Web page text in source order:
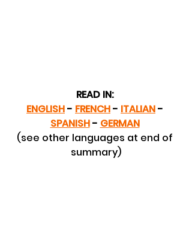
READ IN:
ENGLISH - FRENCH - ITALIAN -
SPANISH - GERMAN
(see other languages at end of
summary)